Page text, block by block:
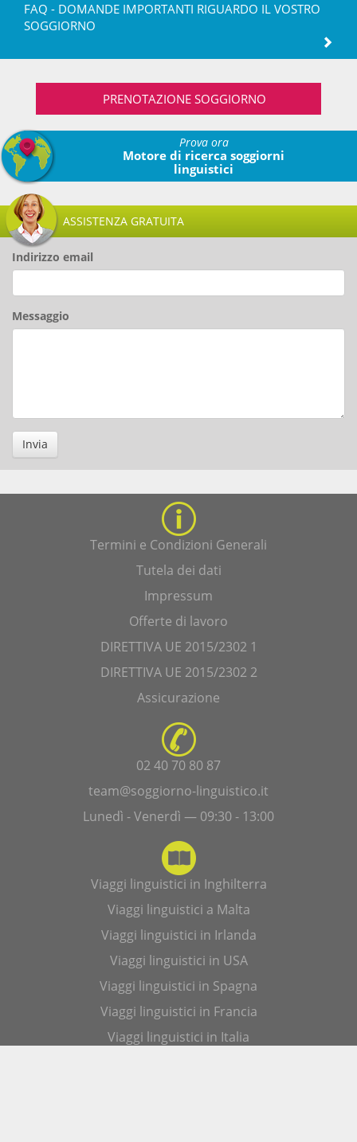
FAQ - DOMANDE IMPORTANTI RIGUARDO IL VOSTRO
SOGGIORNO
PRENOTAZIONE SOGGIORNO
Prova ora
Motore di ricerca soggiorni
linguistici
ASSISTENZA GRATUITA
Indirizzo email
Messaggio
Invia
Termini e Condizioni Generali
Tutela dei dati
Impressum
Offerte di lavoro
DIRETTIVA UE 2015/2302 1
DIRETTIVA UE 2015/2302 2
Assicurazione
02 40 70 80 87
team@soggiorno-linguistico.it
Lunedì - Venerdì — 09:30 - 13:00
Viaggi linguistici in Inghilterra
Viaggi linguistici a Malta
Viaggi linguistici in Irlanda
Viaggi linguistici in USA
Viaggi linguistici in Spagna
Viaggi linguistici in Francia
Viaggi linguistici in Italia